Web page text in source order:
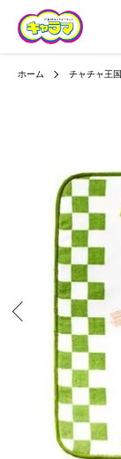
ホーム チャチャ王